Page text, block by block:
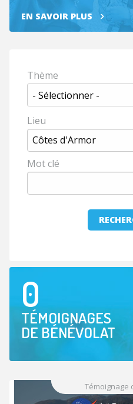
EN SAVOIR PLUS
Thème
Lieu
Mot clé
0
TÉMOIGNAGES
DE BÉNÉVOLAT
Témoignage